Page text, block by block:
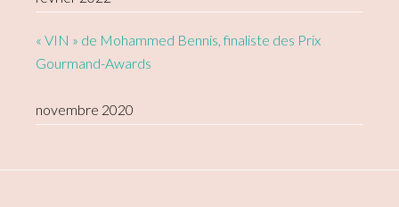
« VIN » de Mohammed Bennis, finaliste des Prix
Gourmand-Awards
novembre 2020